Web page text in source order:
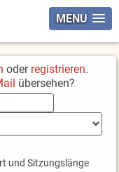
MENU
oder registrieren.
übersehen?
und Sitzungslänge